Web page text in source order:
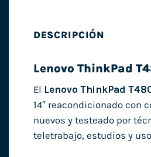
DESCRIPCIÓN
Lenovo ThinkPad
El Lenovo ThinkPad
14″ reacondicionado con
nuevos y testeado por
teletrabajo, estudios y